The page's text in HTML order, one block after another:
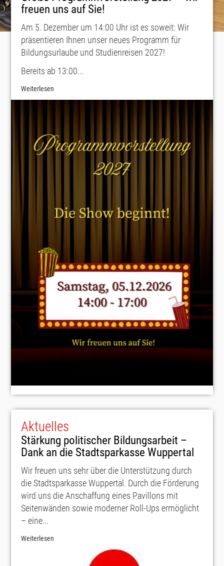
freuen uns auf Sie!
Am 5. Dezember um 14:00 Uhr ist es soweit: Wir
präsentieren Ihnen unser neues Programm für
Bildungsurlaube und Studienreisen 2027!
Bereits ab 13:00...
Weiterlesen
Aktuelles
Stärkung politischer Bildungsarbeit –
Dank an die Stadtsparkasse Wuppertal
Wir freuen uns sehr über die Unterstützung durch
die Stadtsparkasse Wuppertal. Durch die Förderung
wird uns die Anschaffung eines Pavillons mit
Seitenwänden sowie moderner Roll-Ups ermöglicht
– eine...
Weiterlesen